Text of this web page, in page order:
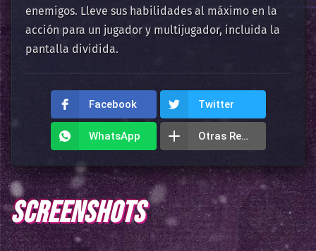
enemigos. Lleve sus habilidades al máximo en la
acción para un jugador y multijugador, incluida la
pantalla dividida.
Facebook Twitter
WhatsApp Otras Redes
SCREENSHOTS